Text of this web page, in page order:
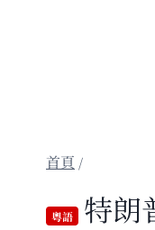
/
粵語 特朗